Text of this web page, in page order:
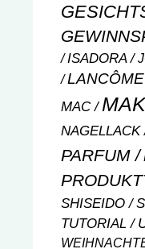
ISADORA
LANCÔME
MAC
NAGELLACK
PARFUM
SHISEIDO
TUTORIAL